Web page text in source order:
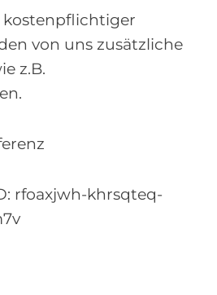
von uns zusätzliche
z.B.
rfoaxjwh-khrsqteq-